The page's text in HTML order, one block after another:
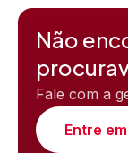
Não
Fale com a
Entre